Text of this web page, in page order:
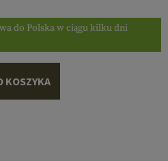
do Polska w ciągu kilku dni
KOSZYKA